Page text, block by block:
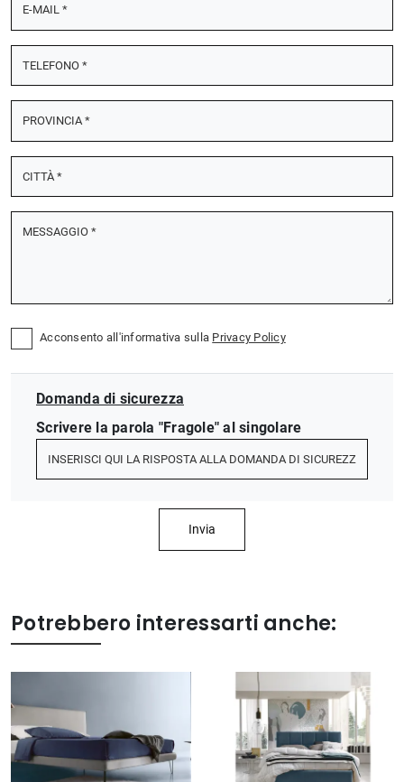
Acconsento all'informativa sulla Privacy Policy
Domanda di sicurezza
Scrivere la parola "Fragole" al singolare
Invia
Potrebbero interessarti anche: